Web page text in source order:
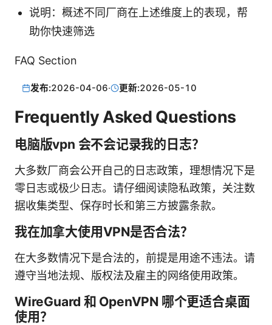
说明：概述不同厂商在上述维度上的表现，帮
助你快速筛选
FAQ Section
发布:2026-04-06· 更新:2026-05-10
Frequently Asked Questions
电脑版vpn 会不会记录我的日志？
大多数厂商会公开自己的日志政策，理想情况下是
零日志或极少日志。请仔细阅读隐私政策，关注数
据收集类型、保存时长和第三方披露条款。
我在加拿大使用VPN是否合法？
在大多数情况下是合法的，前提是用途不违法。请
遵守当地法规、版权法及雇主的网络使用政策。
WireGuard 和 OpenVPN 哪个更适合桌面
使用？